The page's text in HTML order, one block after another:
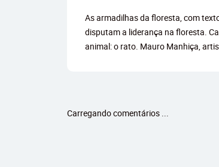
As armadilhas da floresta, com
disputam a liderança na floresta.
animal: o rato. Mauro Manhiça,
Carregando comentários ...